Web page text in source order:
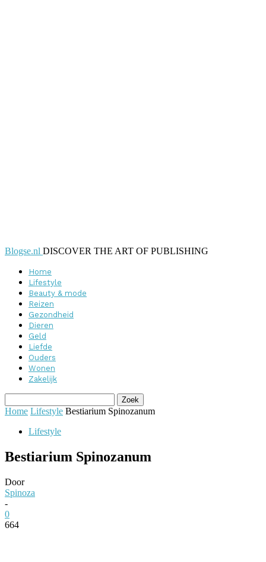
Blogse.nl DISCOVER THE ART OF PUBLISHING
Home
Lifestyle
Beauty & mode
Reizen
Gezondheid
Dieren
Geld
Liefde
Ouders
Wonen
Zakelijk
Home Lifestyle Bestiarium Spinozanum
Lifestyle
Bestiarium Spinozanum
Door
Spinoza
-
0
664